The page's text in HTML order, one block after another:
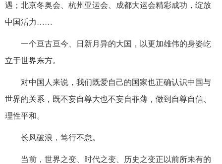
遇；北京冬奥会、杭州亚运会、成都大运会精彩成功，绽放
中国活力……
一个亘古亘今、日新月异的大国，以更加雄伟的身姿屹
立于世界东方。
对中国人来说，我们既爱自己的国家也正确认识中国与
世界的关系，既不妄自尊大也不妄自菲薄，做到自尊自信、
理性平和。
长风破浪，笃行不怠。
当前，世界之变、时代之变、历史之变正以前所未有的